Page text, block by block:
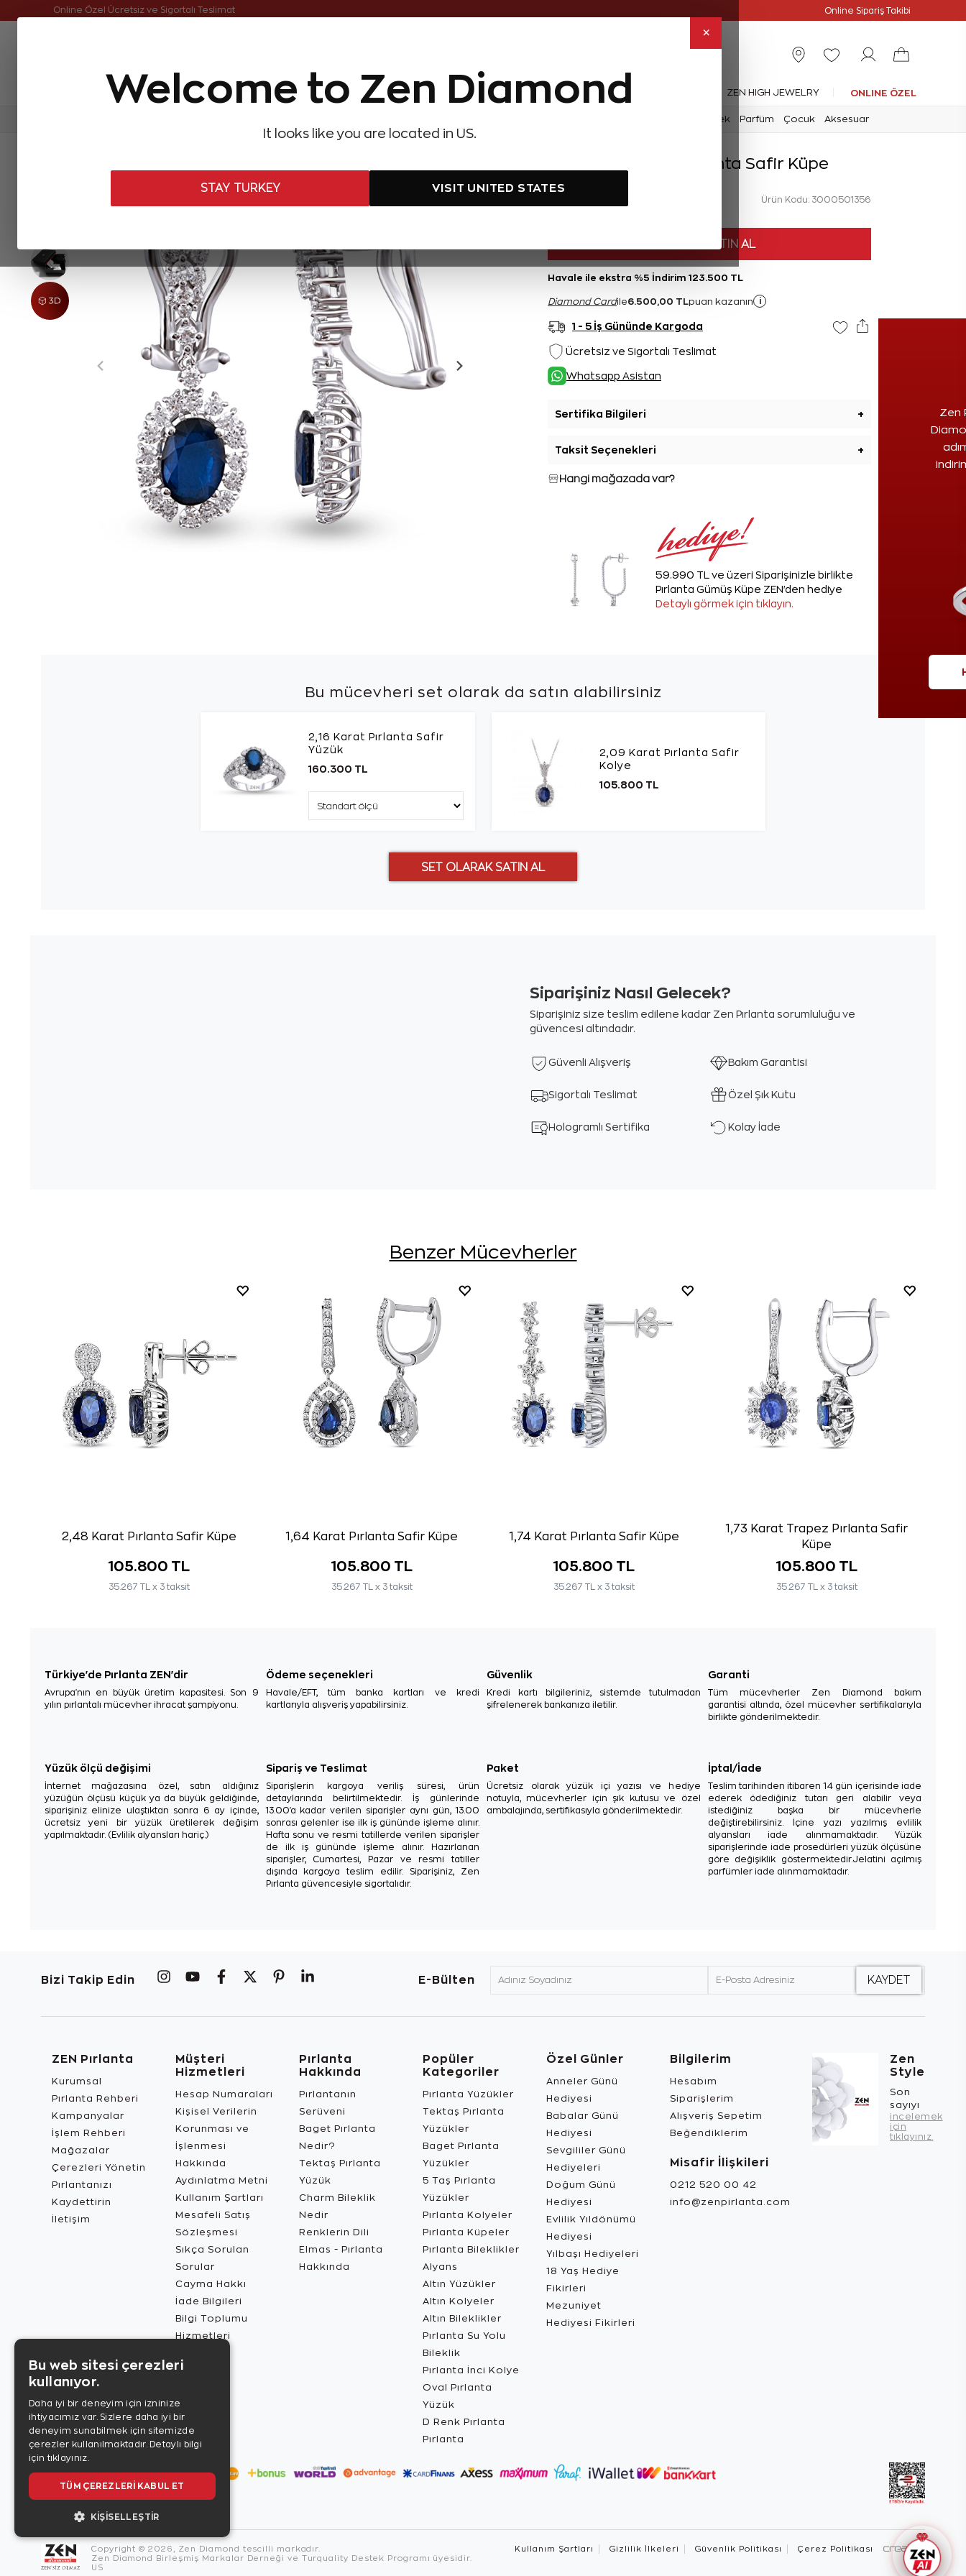
×
Welcome to Zen Diamond
It looks like you are located in US.
STAY TURKEY VISIT UNITED STATES
Online Özel Ücretsiz ve Sigortalı Teslimat Online Sipariş Takibi
Aynı Gün Kargo Çok Satanlar Hediye Önerileri Evlilik Teklifi Setler Özel Koleksiyonlar ZEN HIGH JEWELRY ONLINE ÖZEL
Erkek Parfüm Çocuk Aksesuar
2,36 Karat Pırlanta Safir Küpe
Ürün Kodu: 3000501356
130.000 TL
HEMEN SATIN AL
Havale ile ekstra %5 İndirim 123.500 TL
Diamond Cardile6.500,00 TL puan kazanın i
Zen
1 - 5 İş Gününde Kargoda
Ücretsiz ve Sigortalı Teslimat
Whatsapp Asistan
Sertifika Bilgileri +
Taksit Seçenekleri +
Hangi mağazada var?
59.990 TL ve üzeri Siparişinizle birlikte
Pırlanta Gümüş Küpe ZEN'den hediye
Detaylı görmek için tıklayın.
Bu mücevheri set olarak da satın alabilirsiniz
2,16 Karat Pırlanta Safir
Yüzük
160.300 TL
2,09 Karat Pırlanta Safir
Kolye
105.800 TL
Siparişiniz Nasıl Gelecek?
Siparişiniz size teslim edilene kadar Zen Pırlanta sorumluluğu ve
güvencesi altındadır.
Güvenli Alışveriş Bakım Garantisi
Sigortalı Teslimat Özel Şık Kutu
Hologramlı Sertifika Kolay İade
Benzer Mücevherler
2,48 Karat Pırlanta Safir Küpe
105.800 TL
35.267 TL x 3 taksit
1,64 Karat Pırlanta Safir Küpe
105.800 TL
35.267 TL x 3 taksit
1,74 Karat Pırlanta Safir Küpe
105.800 TL
35.267 TL x 3 taksit
1,73 Karat Trapez Pırlanta Safir
Küpe
105.800 TL
35.267 TL x 3 taksit
Türkiye'de Pırlanta ZEN'dir
Avrupa'nın en büyük üretim kapasitesi. Son 9
yılın pırlantalı mücevher ihracat şampiyonu.
Ödeme seçenekleri
Havale/EFT, tüm banka kartları ve kredi
kartlarıyla alışveriş yapabilirsiniz.
Güvenlik
Kredi kartı bilgileriniz, sistemde tutulmadan
şifrelenerek bankanıza iletilir.
Garanti
Tüm mücevherler Zen Diamond bakım
garantisi altında, özel mücevher sertifikalarıyla
birlikte gönderilmektedir.
Yüzük ölçü değişimi
İnternet mağazasına özel, satın aldığınız
yüzüğün ölçüsü küçük ya da büyük geldiğinde,
siparişiniz elinize ulaştıktan sonra 6 ay içinde,
ücretsiz yeni bir yüzük üretilerek değişim
yapılmaktadır. (Evlilik alyansları hariç.)
Sipariş ve Teslimat
Siparişlerin kargoya veriliş süresi, ürün
detaylarında belirtilmektedir. İş günlerinde
13.00'a kadar verilen siparişler aynı gün, 13.00
sonrası gelenler ise ilk iş gününde işleme alınır.
Hafta sonu ve resmi tatillerde verilen siparişler
de ilk iş gününde işleme alınır. Hazırlanan
siparişler, Cumartesi, Pazar ve resmi tatiller
dışında kargoya teslim edilir. Siparişiniz, Zen
Pırlanta güvencesiyle sigortalıdır.
Paket
Ücretsiz olarak yüzük içi yazısı ve hediye
notuyla, mücevherler için şık kutusu ve özel
ambalajında, sertifikasıyla gönderilmektedir.
İptal/İade
Teslim tarihinden itibaren 14 gün içerisinde iade
ederek ödediğiniz tutarı geri alabilir veya
istediğiniz başka bir mücevherle
değiştirebilirsiniz. İçine yazı yazılmış evlilik
alyansları iade alınmamaktadır. Yüzük
siparişlerinde iade prosedürleri yüzük ölçüsüne
göre değişiklik göstermektedir.Jelatini açılmış
parfümler iade alınmamaktadır.
Bizi Takip Edin E-Bülten
ZEN Pırlanta
Kurumsal
Pırlanta Rehberi
Kampanyalar
İşlem Rehberi
Mağazalar
Çerezleri Yönetin
Pırlantanızı
Kaydettirin
İletişim
Müşteri
Hizmetleri
Hesap Numaraları
Kişisel Verilerin
Korunması ve
İşlenmesi
Hakkında
Aydınlatma Metni
Kullanım Şartları
Mesafeli Satış
Sözleşmesi
Sıkça Sorulan
Sorular
Cayma Hakkı
İade Bilgileri
Bilgi Toplumu
Hizmetleri
Pırlanta
Hakkında
Pırlantanın
Serüveni
Baget Pırlanta
Nedir?
Tektaş Pırlanta
Yüzük
Charm Bileklik
Nedir
Renklerin Dili
Elmas - Pırlanta
Hakkında
Popüler
Kategoriler
Pırlanta Yüzükler
Tektaş Pırlanta
Yüzükler
Baget Pırlanta
Yüzükler
5 Taş Pırlanta
Yüzükler
Pırlanta Kolyeler
Pırlanta Küpeler
Pırlanta Bileklikler
Alyans
Altın Yüzükler
Altın Kolyeler
Altın Bileklikler
Pırlanta Su Yolu
Bileklik
Pırlanta İnci Kolye
Oval Pırlanta
Yüzük
D Renk Pırlanta
Pırlanta
Özel Günler
Anneler Günü
Hediyesi
Babalar Günü
Hediyesi
Sevgililer Günü
Hediyeleri
Doğum Günü
Hediyesi
Evlilik Yıldönümü
Hediyesi
Yılbaşı Hediyeleri
18 Yaş Hediye
Fikirleri
Mezuniyet
Hediyesi Fikirleri
Bilgilerim
Hesabım
Siparişlerim
Alışveriş Sepetim
Beğendiklerim
Misafir İlişkileri
0212 520 00 42
info@zenpirlanta.com
Zen
Style
Son
sayıyı
incelemek
için
tıklayınız.
Copyright © 2026, Zen Diamond tescilli markadır.
Zen Diamond Birleşmiş Markalar Derneği ve Turquality Destek Programı üyesidir.
US
Kullanım Şartları Gizlilik İlkeleri Güvenlik Politikası Çerez Politikası
Bu web sitesi çerezleri
kullanıyor.
Daha iyi bir deneyim için izninize
ihtiyacımız var. Sizlere daha iyi bir
deneyim sunabilmek için sitemizde
çerezler kullanılmaktadır. Detaylı bilgi
için tıklayınız.
TÜM ÇEREZLERI KABUL ET
KIŞISELLEŞTIR